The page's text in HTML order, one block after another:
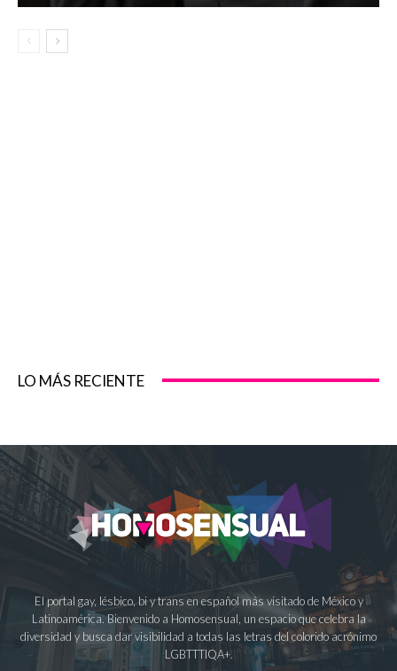
LO MÁS RECIENTE
El portal gay, lésbico, bi y trans en español más visitado de México y
Latinoamérica. Bienvenido a Homosensual, un espacio que celebra la
diversidad y busca dar visibilidad a todas las letras del colorido acrónimo
LGBTTTIQA+.